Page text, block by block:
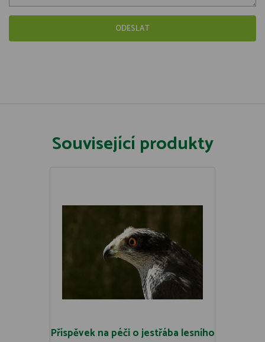
Související produkty
Příspěvek na péči o jestřába lesního